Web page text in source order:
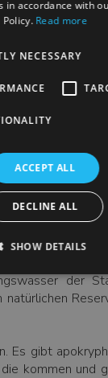
Botschaften
sind eher eine
trinken (und
und in
vor allem in
kann.
weil sie
und während
ist
Das
Römische
aus
der
natürlichen
Es gibt
kommen und
in accordance with
Policy. Read more
NECESSARY
ACCEPT ALL
DECLINE ALL
SHOW DETAILS